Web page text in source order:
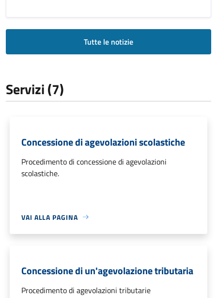
Tutte le notizie
Servizi (7)
Concessione di agevolazioni scolastiche
Procedimento di concessione di agevolazioni
scolastiche.
VAI ALLA PAGINA
Concessione di un'agevolazione tributaria
Procedimento di agevolazioni tributarie